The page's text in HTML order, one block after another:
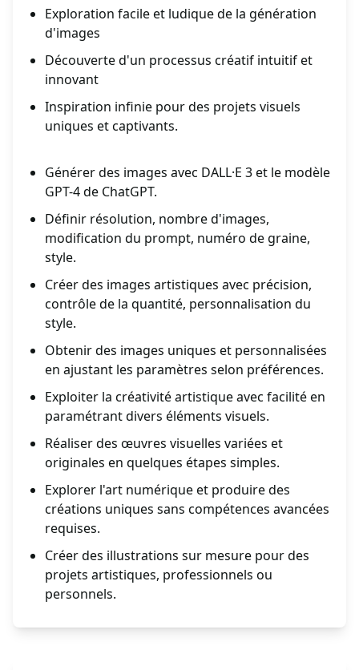
Exploration facile et ludique de la génération
d'images
Découverte d'un processus créatif intuitif et
innovant
Inspiration infinie pour des projets visuels
uniques et captivants.
Générer des images avec DALL·E 3 et le modèle
GPT-4 de ChatGPT.
Définir résolution, nombre d'images,
modification du prompt, numéro de graine,
style.
Créer des images artistiques avec précision,
contrôle de la quantité, personnalisation du
style.
Obtenir des images uniques et personnalisées
en ajustant les paramètres selon préférences.
Exploiter la créativité artistique avec facilité en
paramétrant divers éléments visuels.
Réaliser des œuvres visuelles variées et
originales en quelques étapes simples.
Explorer l'art numérique et produire des
créations uniques sans compétences avancées
requises.
Créer des illustrations sur mesure pour des
projets artistiques, professionnels ou
personnels.